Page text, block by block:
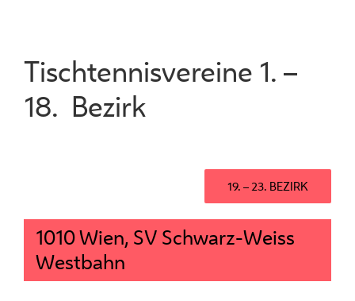
Tischtennisvereine 1. –
18. Bezirk
19. – 23. BEZIRK
1010 Wien, SV Schwarz-Weiss
Westbahn